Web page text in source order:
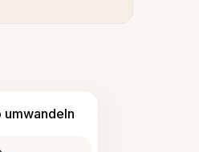
umwandeln